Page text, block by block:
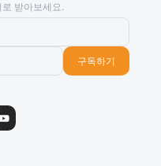
받아보세요.
구독하기